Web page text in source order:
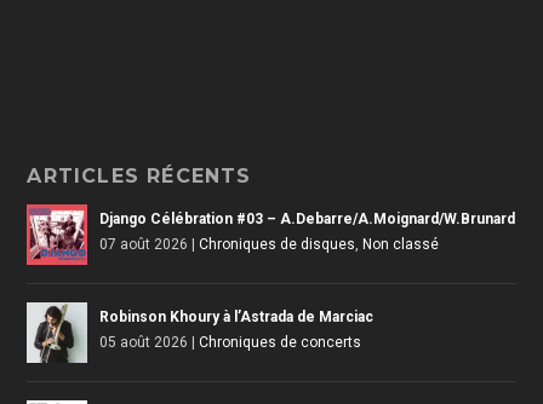
ARTICLES RÉCENTS
Django Célébration #03 – A.Debarre/A.Moignard/W.Brunard
07 août 2026 |Chroniques de disques ,Non classé
Robinson Khoury à l’Astrada de Marciac
05 août 2026 |Chroniques de concerts